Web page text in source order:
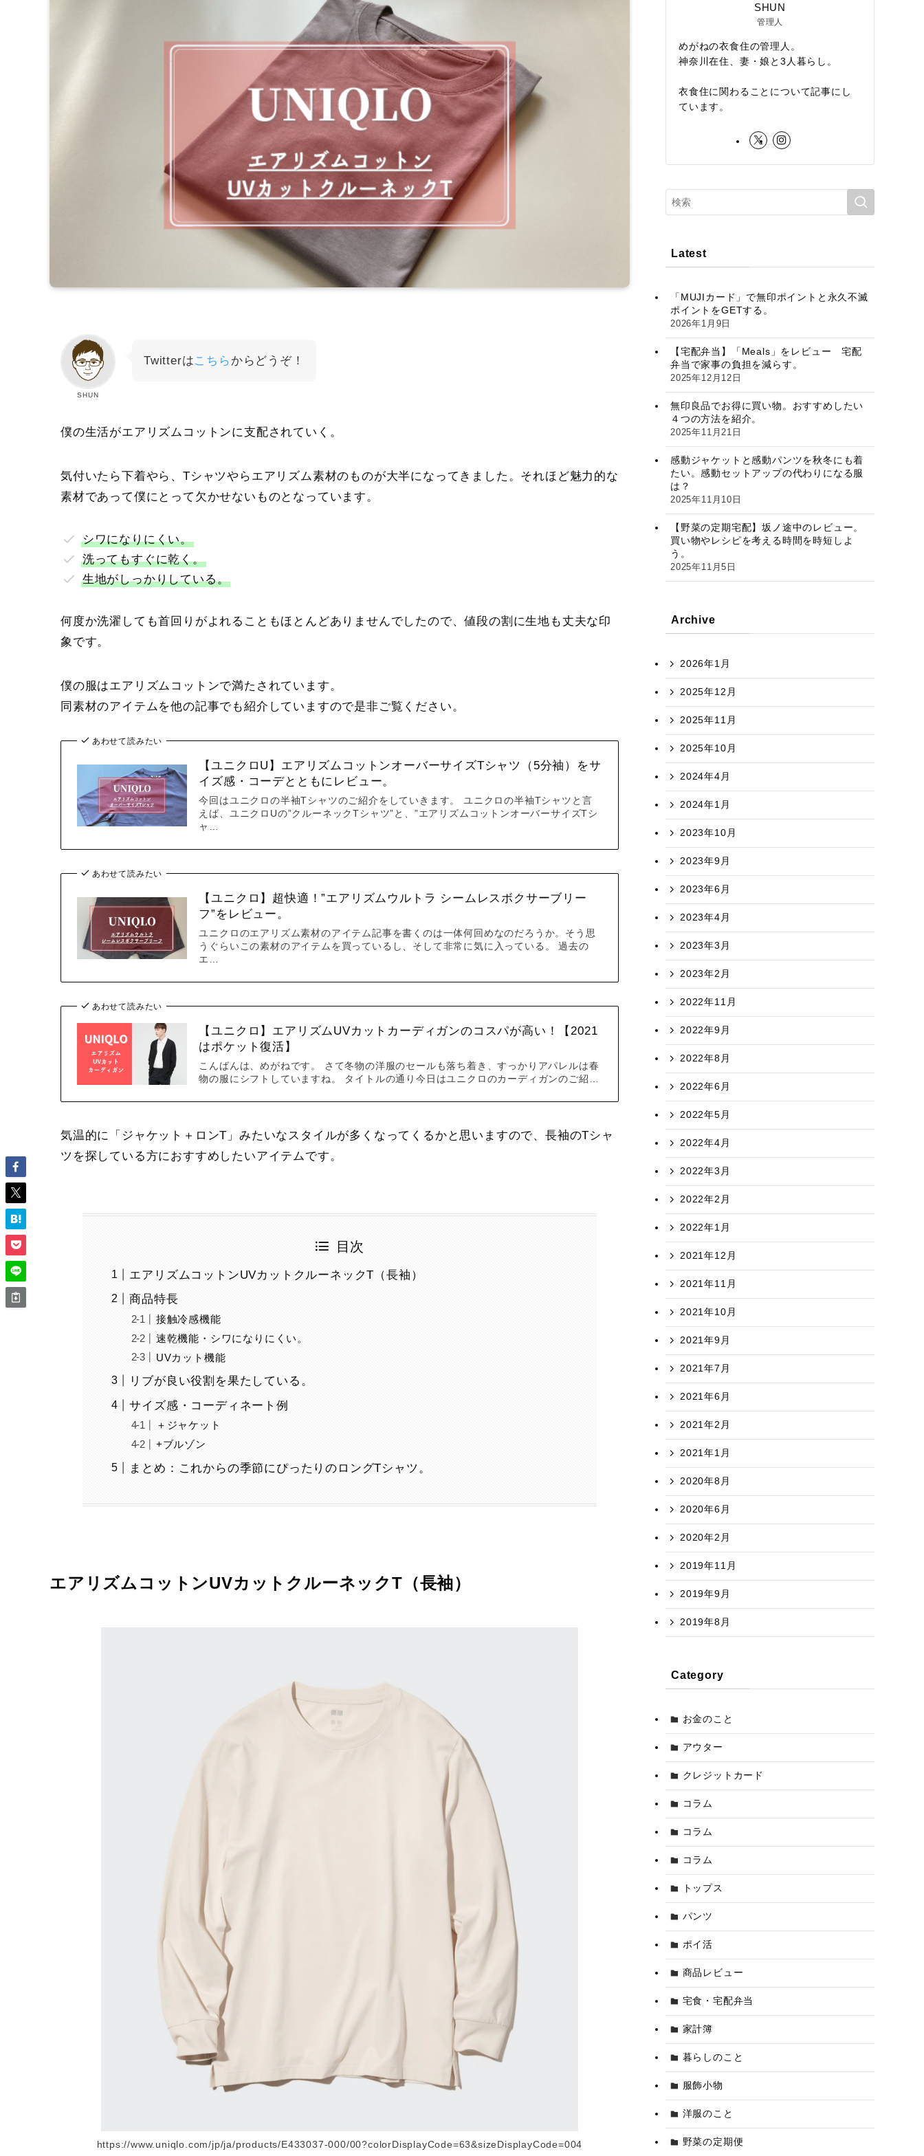
SHUN
Twitterはこちら からどうぞ！
僕の生活がエアリズムコットンに支配されていく。
気付いたら下着やら、Tシャツやらエアリズム素材のものが大半になってきました。それほど魅力的な
素材であって僕にとって欠かせないものとなっています。
シワになりにくい。
洗ってもすぐに乾く。
生地がしっかりしている。
何度か洗濯しても首回りがよれることもほとんどありませんでしたので、値段の割に生地も丈夫な印
象です。
僕の服はエアリズムコットンで満たされています。
同素材のアイテムを他の記事でも紹介していますので是非ご覧ください。
あわせて読みたい
【ユニクロU】エアリズムコットンオーバーサイズTシャツ（5分袖）をサ
イズ感・コーデとともにレビュー。
今回はユニクロの半袖Tシャツのご紹介をしていきます。 ユニクロの半袖Tシャツと言
えば、ユニクロUの”クルーネックTシャツ”と、”エアリズムコットンオーバーサイズTシ
ャ…
あわせて読みたい
【ユニクロ】超快適！”エアリズムウルトラ シームレスボクサーブリー
フ”をレビュー。
ユニクロのエアリズム素材のアイテム記事を書くのは一体何回めなのだろうか。そう思
うぐらいこの素材のアイテムを買っているし、そして非常に気に入っている。 過去の
エ…
あわせて読みたい
【ユニクロ】エアリズムUVカットカーディガンのコスパが高い！【2021
はポケット復活】
こんばんは、めがねです。 さて冬物の洋服のセールも落ち着き、すっかりアパレルは春
物の服にシフトしていますね。 タイトルの通り今日はユニクロのカーディガンのご紹…
気温的に「ジャケット＋ロンT」みたいなスタイルが多くなってくるかと思いますので、長袖のTシャ
ツを探している方におすすめしたいアイテムです。
目次
エアリズムコットンUVカットクルーネックT（長袖）
商品特長
接触冷感機能
速乾機能・シワになりにくい。
UVカット機能
リブが良い役割を果たしている。
サイズ感・コーディネート例
＋ジャケット
+ブルゾン
まとめ：これからの季節にぴったりのロングTシャツ。
エアリズムコットンUVカットクルーネックT（長袖）
https://www.uniqlo.com/jp/ja/products/E433037-000/00?colorDisplayCode=63&sizeDisplayCode=004
SHUN
管理人
めがねの衣食住の管理人。
神奈川在住、妻・娘と3人暮らし。
衣食住に関わることについて記事にし
ています。
Latest
「MUJIカード」で無印ポイントと永久不滅
ポイントをGETする。
2026年1月9日
【宅配弁当】「Meals」をレビュー 宅配
弁当で家事の負担を減らす。
2025年12月12日
無印良品でお得に買い物。おすすめしたい
４つの方法を紹介。
2025年11月21日
感動ジャケットと感動パンツを秋冬にも着
たい。感動セットアップの代わりになる服
は？
2025年11月10日
【野菜の定期宅配】坂ノ途中のレビュー。
買い物やレシピを考える時間を時短しよ
う。
2025年11月5日
Archive
2026年1月
2025年12月
2025年11月
2025年10月
2024年4月
2024年1月
2023年10月
2023年9月
2023年6月
2023年4月
2023年3月
2023年2月
2022年11月
2022年9月
2022年8月
2022年6月
2022年5月
2022年4月
2022年3月
2022年2月
2022年1月
2021年12月
2021年11月
2021年10月
2021年9月
2021年7月
2021年6月
2021年2月
2021年1月
2020年8月
2020年6月
2020年2月
2019年11月
2019年9月
2019年8月
Category
お金のこと
アウター
クレジットカード
コラム
コラム
コラム
トップス
パンツ
ポイ活
商品レビュー
宅食・宅配弁当
家計簿
暮らしのこと
服飾小物
洋服のこと
野菜の定期便